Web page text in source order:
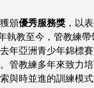
獲頒優秀服務獎 ，以
執教至今，管教練
年亞洲青少年錦標
管教練多年來致力
與時並進的訓練模